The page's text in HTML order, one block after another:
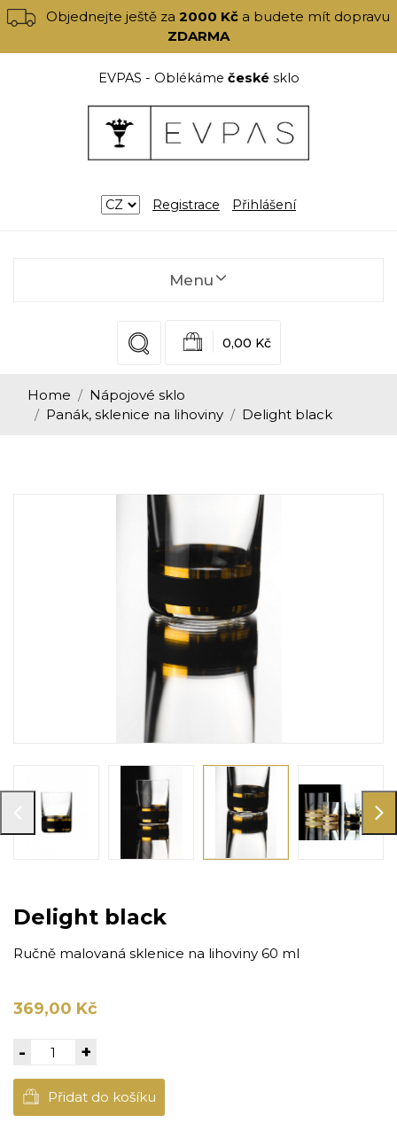
Objednejte ještě za2000 Kč a budete mít dopravu
ZDARMA
EVPAS - Oblékáme českésklo
Registrace Přihlášení
Menu
0,00 Kč
Home
Nápojové sklo
Panák, sklenice na lihoviny
Delight black
Delight black
Ručně malovaná sklenice na lihoviny 60 ml
369,00 Kč
- +
Přidat do košíku